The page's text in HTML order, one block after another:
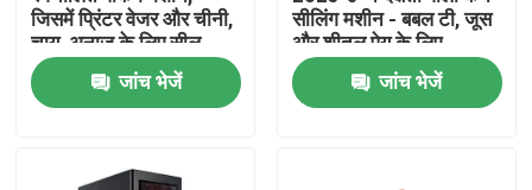
जिसमें प्रिंटर वेजर और चीनी,
चाय, अनाज के लिए सील
करने वाला है
जांच भेजें
सीलिंग मशीन - बबल टी, जूस
और शीतल पेय के लिए
स्वचालित प्लास्टिक/टिन कैन
सीमर
जांच भेजें